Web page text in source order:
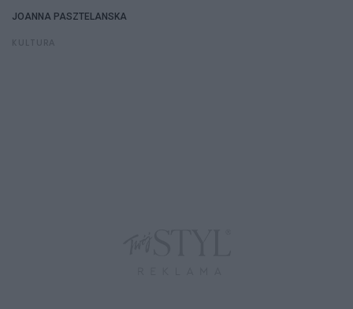
JOANNA PASZTELANSKA